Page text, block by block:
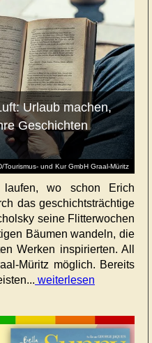
Tourismus- und Kur GmbH Graal-Müritz
Urlaub machen,
Geschichten
wo schon Erich
das geschichtsträchtige
seine Flitterwochen
Bäumen wandeln, die
Werken inspirierten. All
Müritz möglich. Bereits
weiterlesen